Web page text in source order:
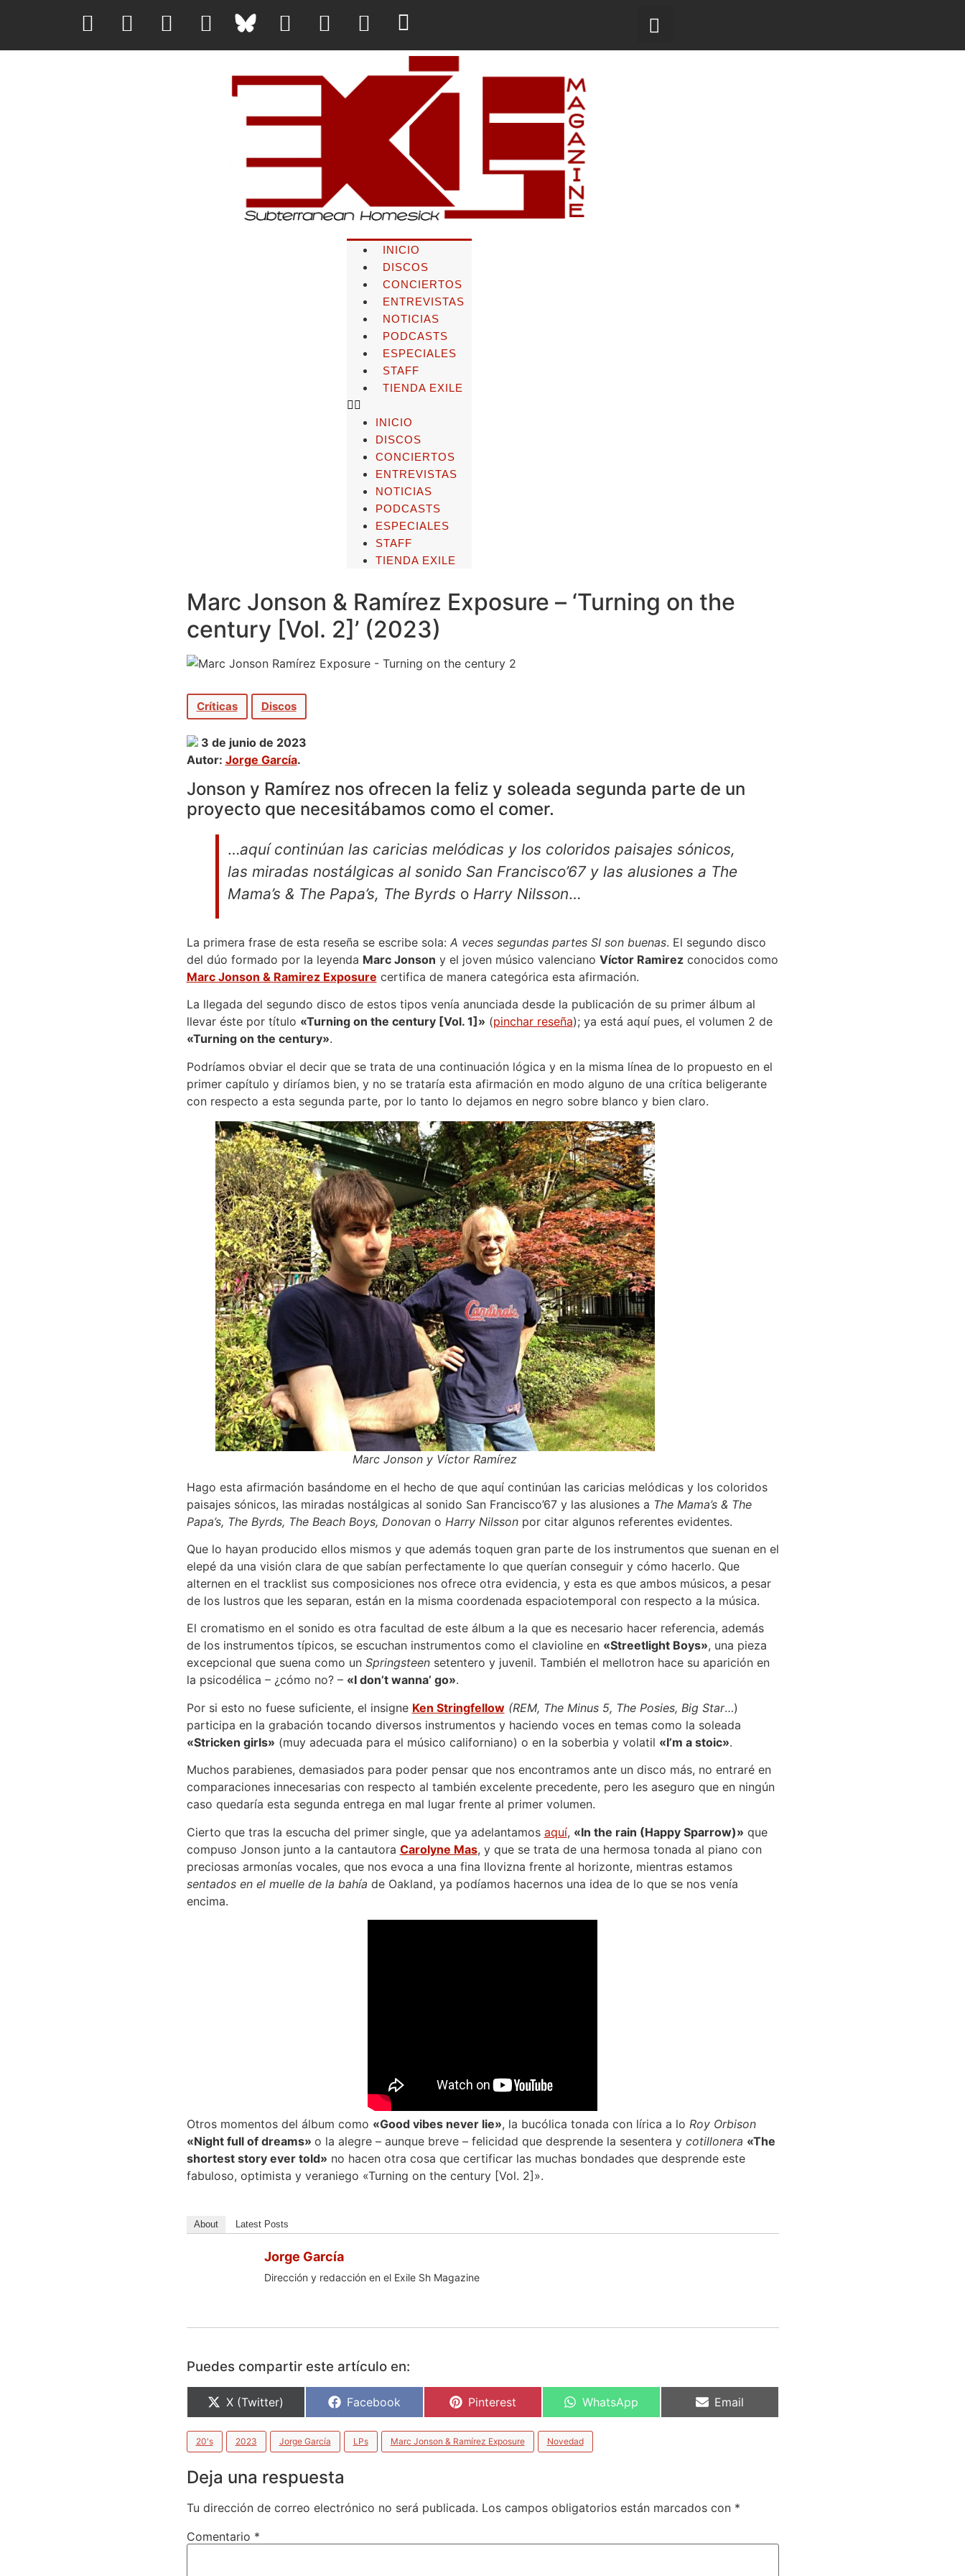
INICIO
DISCOS
CONCIERTOS
ENTREVISTAS
NOTICIAS
PODCASTS
ESPECIALES
STAFF
TIENDA EXILE
INICIO
DISCOS
CONCIERTOS
ENTREVISTAS
NOTICIAS
PODCASTS
ESPECIALES
STAFF
TIENDA EXILE
Marc Jonson & Ramírez Exposure – ‘Turning on the
century [Vol. 2]’ (2023)
Críticas Discos
3 de junio de 2023
Autor: Jorge García.
Jonson y Ramírez nos ofrecen la feliz y soleada segunda parte de un
proyecto que necesitábamos como el comer.
…aquí continúan las caricias melódicas y los coloridos paisajes sónicos,
las miradas nostálgicas al sonido San Francisco’67 y las alusiones a The
Mama’s & The Papa’s, The Byrds oHarry Nilsson…
La primera frase de esta reseña se escribe sola: A veces segundas partes SI son buenas. El segundo disco
del dúo formado por la leyenda Marc Jonson y el joven músico valenciano Víctor Ramirezconocidos como
Marc Jonson & Ramirez Exposure certifica de manera categórica esta afirmación.
La llegada del segundo disco de estos tipos venía anunciada desde la publicación de su primer álbum al
llevar éste por título «Turning on the century [Vol. 1]» (pinchar reseña); ya está aquí pues, el volumen 2 de
«Turning on the century».
Podríamos obviar el decir que se trata de una continuación lógica y en la misma línea de lo propuesto en el
primer capítulo y diríamos bien, y no se trataría esta afirmación en modo alguno de una crítica beligerante
con respecto a esta segunda parte, por lo tanto lo dejamos en negro sobre blanco y bien claro.
Marc Jonson y Víctor Ramírez
Hago esta afirmación basándome en el hecho de que aquí continúan las caricias melódicas y los coloridos
paisajes sónicos, las miradas nostálgicas al sonido San Francisco’67 y las alusiones a The Mama’s & The
Papa’s, The Byrds, The Beach Boys, Donovan o Harry Nilssonpor citar algunos referentes evidentes.
Que lo hayan producido ellos mismos y que además toquen gran parte de los instrumentos que suenan en el
elepé da una visión clara de que sabían perfectamente lo que querían conseguir y cómo hacerlo. Que
alternen en el tracklist sus composiciones nos ofrece otra evidencia, y esta es que ambos músicos, a pesar
de los lustros que les separan, están en la misma coordenada espaciotemporal con respecto a la música.
El cromatismo en el sonido es otra facultad de este álbum a la que es necesario hacer referencia, además
de los instrumentos típicos, se escuchan instrumentos como el clavioline en «Streetlight Boys», una pieza
excepcional que suena como un Springsteen setentero y juvenil. También el mellotron hace su aparición en
la psicodélica – ¿cómo no? – «I don’t wanna’ go».
Por si esto no fuese suficiente, el insigne Ken Stringfellow (REM, The Minus 5, The Posies, Big Star…)
participa en la grabación tocando diversos instrumentos y haciendo voces en temas como la soleada
«Stricken girls» (muy adecuada para el músico californiano) o en la soberbia y volatil «I’m a stoic».
Muchos parabienes, demasiados para poder pensar que nos encontramos ante un disco más, no entraré en
comparaciones innecesarias con respecto al también excelente precedente, pero les aseguro que en ningún
caso quedaría esta segunda entrega en mal lugar frente al primer volumen.
Cierto que tras la escucha del primer single, que ya adelantamos aquí, «In the rain (Happy Sparrow)» que
compuso Jonson junto a la cantautora Carolyne Mas, y que se trata de una hermosa tonada al piano con
preciosas armonías vocales, que nos evoca a una fina llovizna frente al horizonte, mientras estamos
sentados en el muelle de la bahía de Oakland, ya podíamos hacernos una idea de lo que se nos venía
encima.
Otros momentos del álbum como «Good vibes never lie», la bucólica tonada con lírica a lo Roy Orbison
«Night full of dreams» o la alegre – aunque breve – felicidad que desprende la sesentera y cotillonera «The
shortest story ever told» no hacen otra cosa que certificar las muchas bondades que desprende este
fabuloso, optimista y veraniego «Turning on the century [Vol. 2]».
About Latest Posts
Jorge García
Dirección y redacción en el Exile Sh Magazine
Puedes compartir este artículo en:
X (Twitter) Facebook Pinterest WhatsApp Email
20's 2023 Jorge García LPs Marc Jonson & Ramírez Exposure Novedad
Deja una respuesta
Tu dirección de correo electrónico no será publicada. Los campos obligatorios están marcados con *
Comentario *